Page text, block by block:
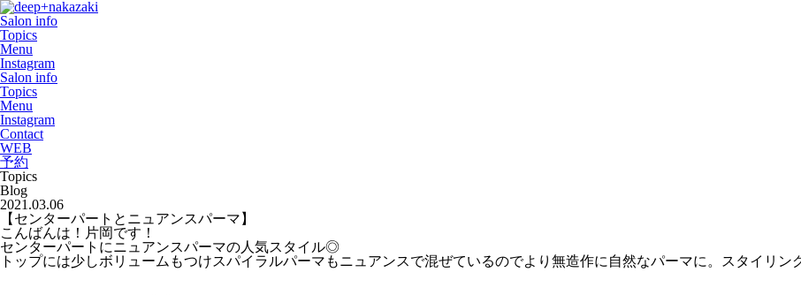
Salon info
Topics
Menu
Instagram
Salon info
Topics
Menu
Instagram
Contact
WEB
予約
Topics
Blog
2021.03.06
【センターパートとニュアンスパーマ】
こんばんは！片岡です！
センターパートにニュアンスパーマの人気スタイル◎
トップには少しボリュームもつけスパイラルパーマもニュアンスで混ぜているのでより無造作に自然なパーマに。スタイリ